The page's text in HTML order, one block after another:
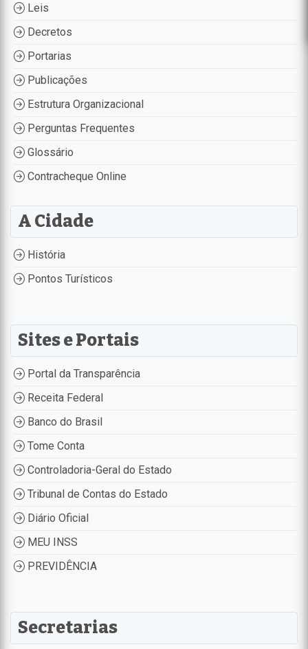
Leis
Decretos
Portarias
Publicações
Estrutura Organizacional
Perguntas Frequentes
Glossário
Contracheque Online
A Cidade
História
Pontos Turísticos
Sites e Portais
Portal da Transparência
Receita Federal
Banco do Brasil
Tome Conta
Controladoria-Geral do Estado
Tribunal de Contas do Estado
Diário Oficial
MEU INSS
PREVIDÊNCIA
Secretarias